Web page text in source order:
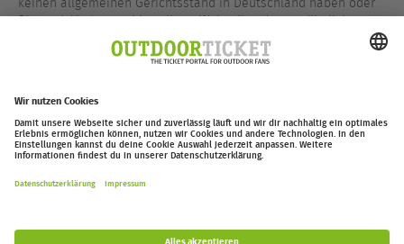
Sie nach Vertragsschluss Ihren Wohnsitz oder gewöhnlichen
Aufenthalt ins Ausland verlagert haben oder Ihr Wohnsitz oder
gewöhnlicher Aufenthalt bei Klageerhebung unbekannt ist. Wir
outdoor-ticket.net– Ein Projekt von